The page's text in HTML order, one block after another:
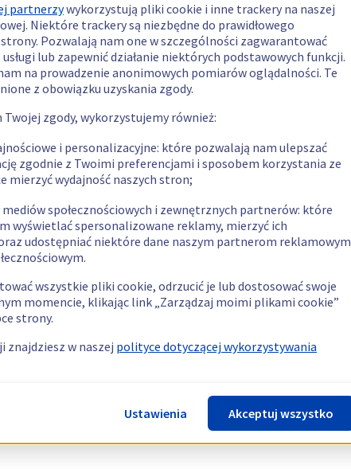
partnerzywykorzystują pliki cookie i inne trackery na naszej
Niektóre trackery są niezbędne do prawidłowego
Pozwalają nam one w szczególności zagwarantować
lub zapewnić działanie niektórych podstawowych funkcji.
na prowadzenie anonimowych pomiarów oglądalności. Te
z obowiązku uzyskania zgody.
zgody, wykorzystujemy również:
i personalizacyjne: które pozwalają nam ulepszać
zgodnie z Twoimi preferencjami i sposobem korzystania ze
mierzyć wydajność naszych stron;
społecznościowych i zewnętrznych partnerów: które
wyświetlać spersonalizowane reklamy, mierzyć ich
udostępniać niektóre dane naszym partnerom reklamowym
wszystkie pliki cookie, odrzucić je lub dostosować swoje
momencie, klikając link „Zarządzaj moimi plikami cookie”
strony.
znajdziesz w naszej polityce dotyczącej wykorzystywania
Ustawienia Akceptuj wszystko